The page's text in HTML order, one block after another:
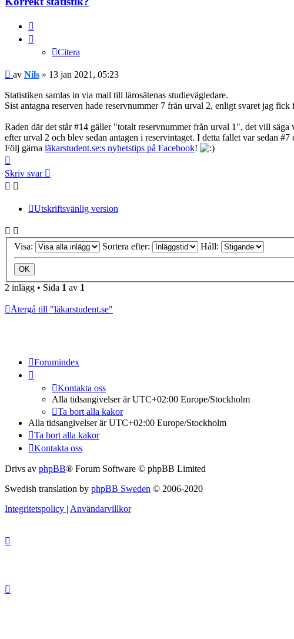
Citera
Inlägg
av Nils » 13 jan 2021, 05:23
Statistiken samlas in via mail till lärosätenas studievägledare.
Sist antagna reserven hade reservnummer 7 från urval 2, enligt svaret jag
Raden där det står #14 gäller "totalt reservnummer från urval 1", det vill
efter urval 2 och blev sedan antagen i reservintaget. I detta fallet var sedan
Följ gärna läkarstudent.se:s nyhetstips på Facebook!
Skriv svar
Utskriftsvänlig version
Visa: Sortera efter: Håll:
2 inlägg • Sida 1 av 1
Återgå till "läkarstudent.se"
Forumindex
Kontakta oss
Alla tidsangivelser är UTC+02:00 Europe/Stockholm
Ta bort alla kakor
Alla tidsangivelser är UTC+02:00 Europe/Stockholm
Ta bort alla kakor
Kontakta oss
Drivs av phpBB® Forum Software © phpBB Limited
Swedish translation by phpBB Sweden © 2006-2020
Integritetspolicy | Användarvillkor